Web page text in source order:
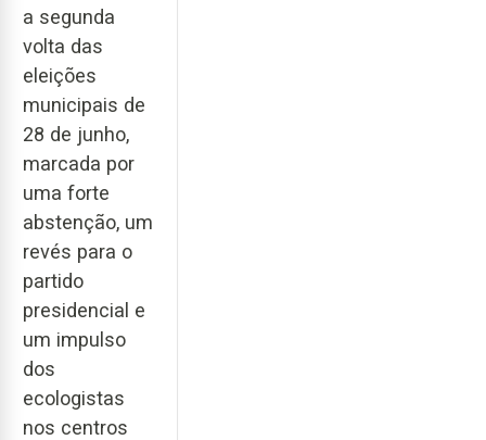
a segunda
volta das
eleições
municipais de
28 de junho,
marcada por
uma forte
abstenção, um
revés para o
partido
presidencial e
um impulso
dos
ecologistas
nos centros